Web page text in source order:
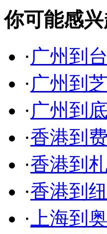
你可能感
·广州到
·广州到
·广州到
·香港到
·香港到
·香港到
· 上海到